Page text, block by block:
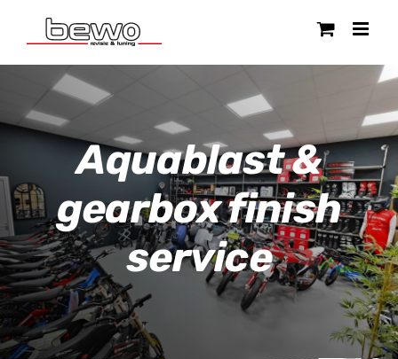
naar
inhoud
Aquablast &
gearbox finish
service